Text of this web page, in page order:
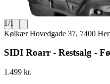
1/1
Kølkær Hovedgade 37, 7400
SIDI Roarr - Restsalg -
1.499 kr.